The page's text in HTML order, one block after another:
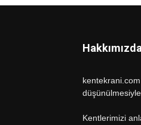
Hakkımızda
Kentlerimizi